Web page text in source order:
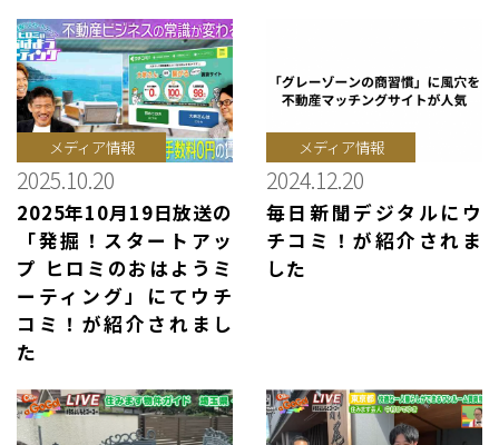
メディア情報
2025.10.20
2025年10月19日放送の
「発掘！スタートアッ
プ ヒロミのおはようミ
ーティング」にてウチ
コミ！が紹介されまし
た
メディア情報
2024.12.20
毎日新聞デジタルにウ
チコミ！が紹介されま
した